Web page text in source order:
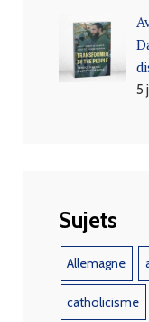
5
Sujets
Allemagne
catholicisme